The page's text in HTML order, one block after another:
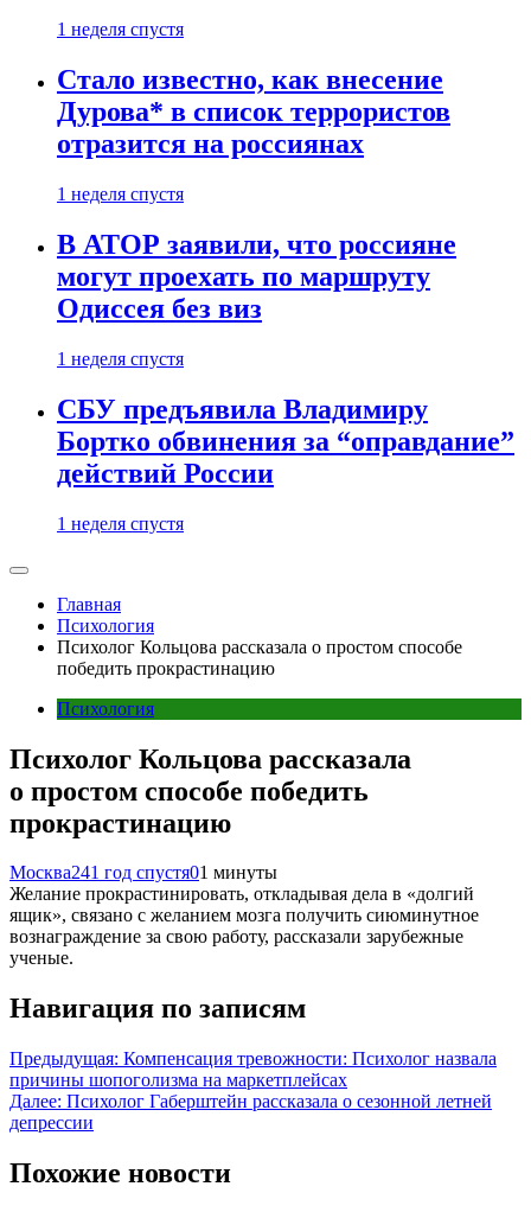
1 неделя спустя
Стало известно, как внесение
Дурова* в список террористов
отразится на россиянах
1 неделя спустя
В АТОР заявили, что россияне
могут проехать по маршруту
Одиссея без виз
1 неделя спустя
СБУ предъявила Владимиру
Бортко обвинения за “оправдание”
действий России
1 неделя спустя
Главная
Психология
Психолог Кольцова рассказала о простом способе
победить прокрастинацию
Психология
Психолог Кольцова рассказала
о простом способе победить
прокрастинацию
Москва241 год спустя01 минуты
Желание прокрастинировать, откладывая дела в «долгий
ящик», связано с желанием мозга получить сиюминутное
вознаграждение за свою работу, рассказали зарубежные
ученые.
Навигация по записям
Предыдущая: Компенсация тревожности: Психолог назвала
причины шопоголизма на маркетплейсах
Далее: Психолог Габерштейн рассказала о сезонной летней
депрессии
Похожие новости